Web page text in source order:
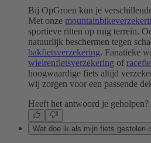
Bij OpGroen kun je
Met onze
sportieve ritten op ruig terrein.
natuurlijk beschermen tegen
bakfietsverzekering. Fanatieke
wielrenfietsverzekering of
hoogwaardige fiets altijd
wij zorgen voor een passende
Heeft het antwoord je geholpen?
Wat doe ik als mijn fiets gestolen